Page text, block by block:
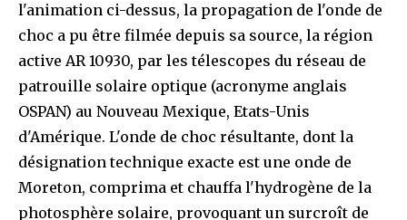
l'animation ci-dessus, la propagation de l'onde de
choc a pu être filmée depuis sa source, la région
active AR 10930, par les télescopes du réseau de
patrouille solaire optique (acronyme anglais
OSPAN) au Nouveau Mexique, Etats-Unis
d'Amérique. L'onde de choc résultante, dont la
désignation technique exacte est une onde de
Moreton, comprima et chauffa l'hydrogène de la
photosphère solaire, provoquant un surcroît de